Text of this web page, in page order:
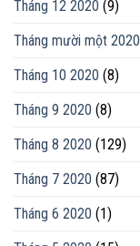
Tháng 12 2020 (9)
Tháng mười một 2020
Tháng 10 2020 (8)
Tháng 9 2020 (8)
Tháng 8 2020 (129)
Tháng 7 2020 (87)
Tháng 6 2020 (1)